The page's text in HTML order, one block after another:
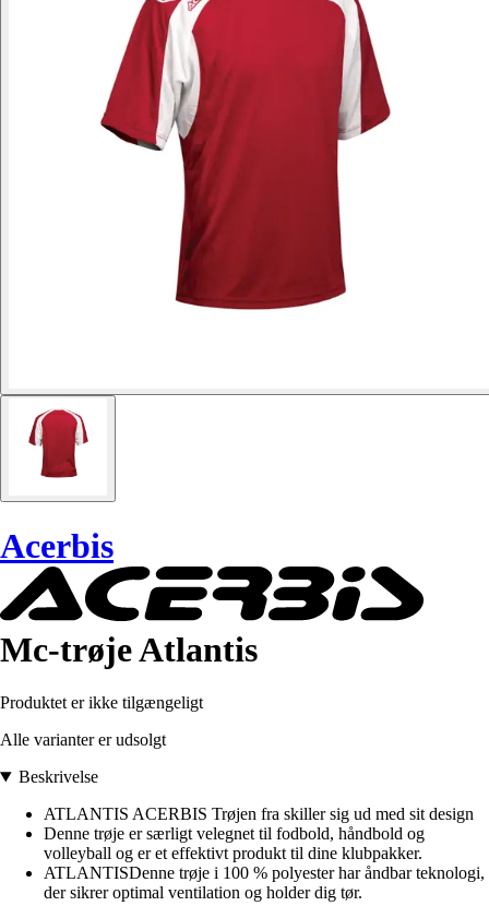
Acerbis
Mc-trøje Atlantis
Produktet er ikke tilgængeligt
Alle varianter er udsolgt
Beskrivelse
ATLANTIS ACERBIS Trøjen fra skiller sig ud med sit design
Denne trøje er særligt velegnet til fodbold, håndbold og
volleyball og er et effektivt produkt til dine klubpakker.
ATLANTISDenne trøje i 100 % polyester har åndbar teknologi,
der sikrer optimal ventilation og holder dig tør.